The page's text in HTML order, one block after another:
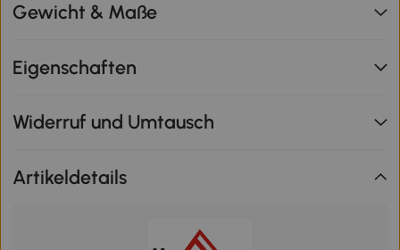
Gewicht & Maße
Eigenschaften
Widerruf und Umtausch
Artikeldetails